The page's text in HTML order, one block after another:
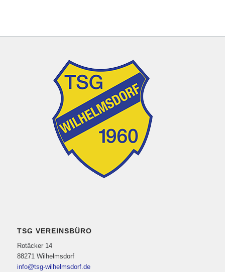
TSG VEREINSBÜRO
Rotäcker 14
88271 Wilhelmsdorf
info@tsg-wilhelmsdorf.de